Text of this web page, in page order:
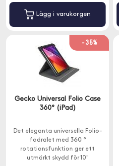
Lägg i varukorgen
-35%
Gecko Universal Folio Case
360° (iPad)
Det eleganta universella Folio-
fodralet med 360 °
rotationsfunktion ger ett
utmärkt skydd för 10"